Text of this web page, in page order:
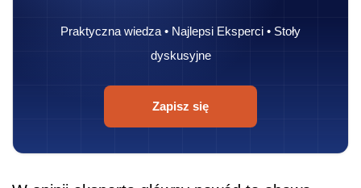
Praktyczna wiedza • Najlepsi Eksperci • Stoły
dyskusyjne
Zapisz się